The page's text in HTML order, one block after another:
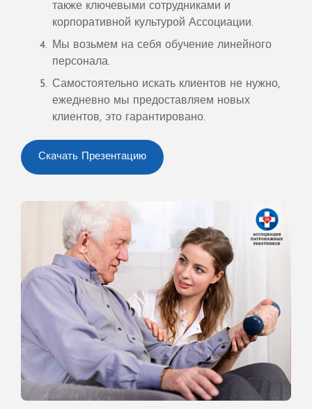
также ключевыми сотрудниками и
корпоративной культурой Ассоциации.
Мы возьмем на себя обучение линейного
персонала.
Самостоятельно искать клиентов не нужно,
ежедневно мы предоставляем новых
клиентов, это гарантировано.
Скачать Презентацию